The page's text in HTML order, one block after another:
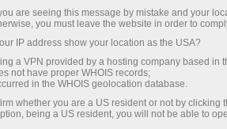
are seeing this message by mistake and your
you must leave the website in order to
IP address show your location as the USA?
a VPN provided by a hosting company based in
not have proper WHOIS records;
in the WHOIS geolocation database.
whether you are a US resident or not by clicking
being a US resident, you will not be able to